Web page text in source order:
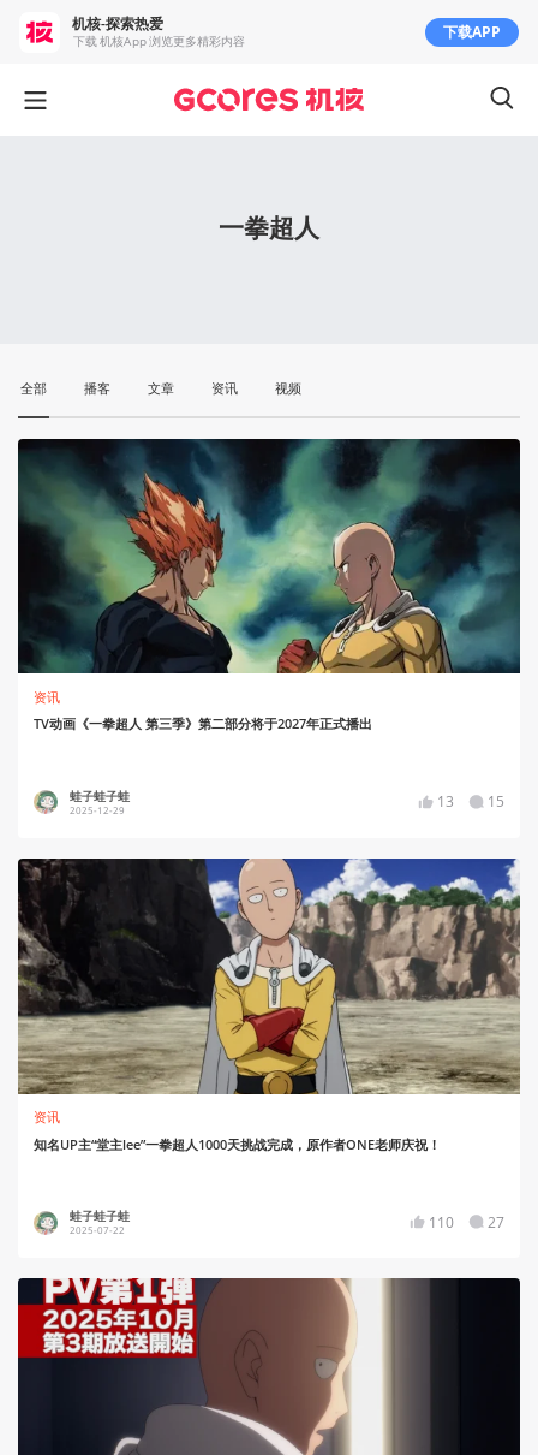
一拳超人
全部 播客 文章 资讯 视频
资讯
TV动画《一拳超人 第三季》第二部分将于2027年正式播出
蛙子蛙子蛙
2025-12-29 13 15
资讯
知名UP主“堂主lee”一拳超人1000天挑战完成，原作者ONE老师庆祝！
蛙子蛙子蛙
2025-07-22 110 27
机核-探索热爱
下载 机核App 浏览更多精彩内容 下载APP